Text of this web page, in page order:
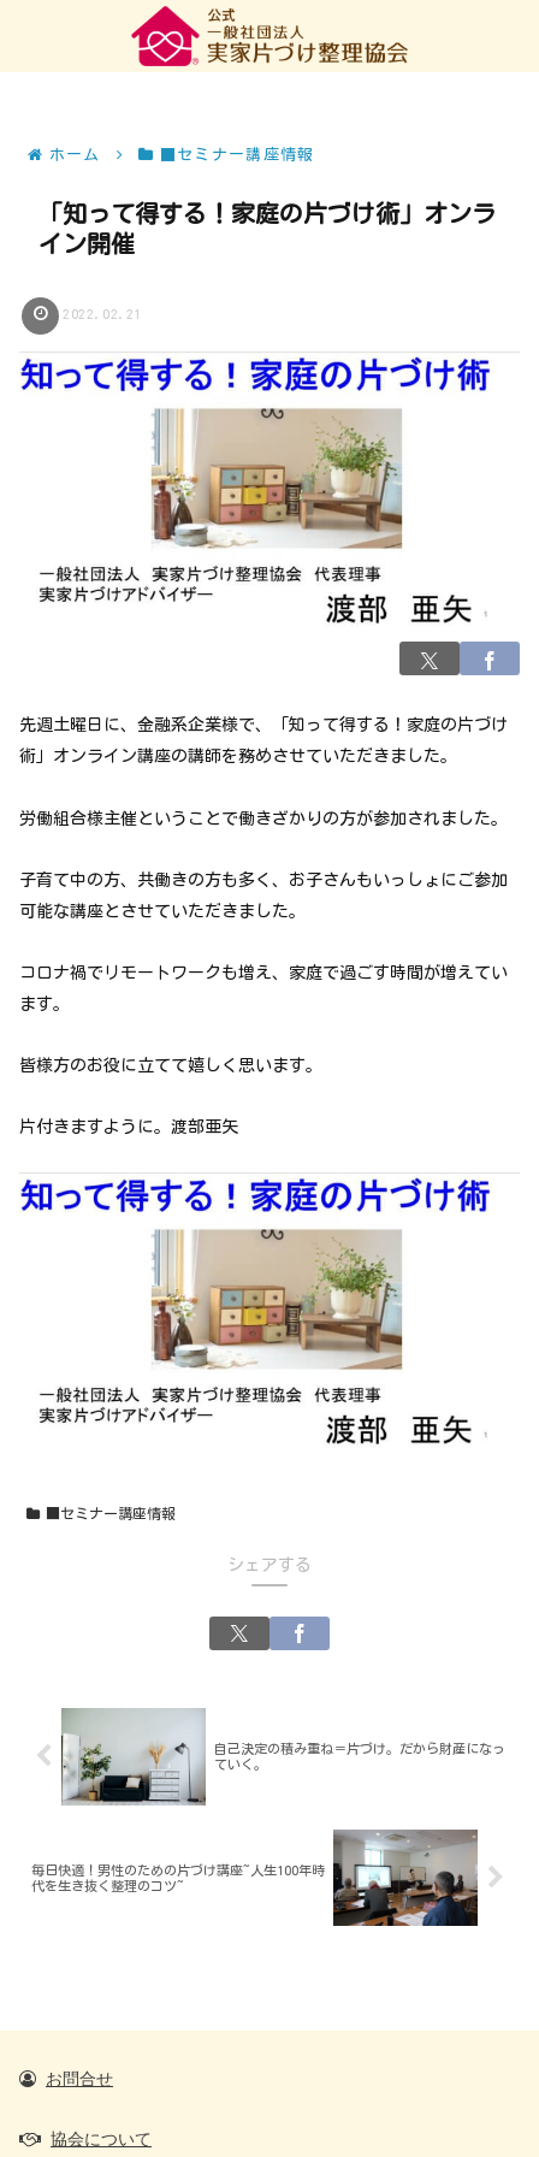
ホーム ■セミナー講座情報
「知って得する！家庭の片づけ術」オンラ
イン開催
2022.02.21
先週土曜日に、金融系企業様で、「知って得する！家庭の片づけ
術」オンライン講座の講師を務めさせていただきました。
労働組合様主催ということで働きざかりの方が参加されました。
子育て中の方、共働きの方も多く、お子さんもいっしょにご参加
可能な講座とさせていただきました。
コロナ禍でリモートワークも増え、家庭で過ごす時間が増えてい
ます。
皆様方のお役に立てて嬉しく思います。
片付きますように。渡部亜矢
■セミナー講座情報
シェアする
自己決定の積み重ね＝片づけ。だから財産になっ
ていく。
毎日快適！男性のための片づけ講座~人生100年時
代を生き抜く整理のコツ~
お問合せ
協会について